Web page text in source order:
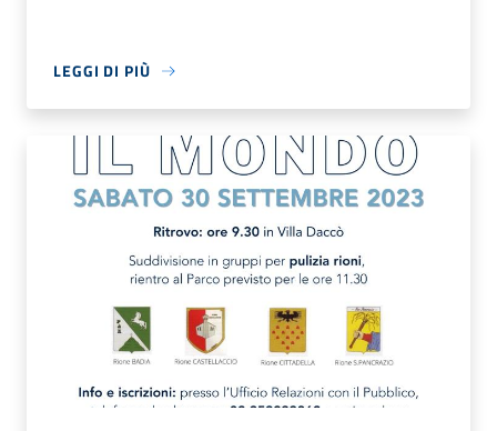
LEGGI DI PIÙ